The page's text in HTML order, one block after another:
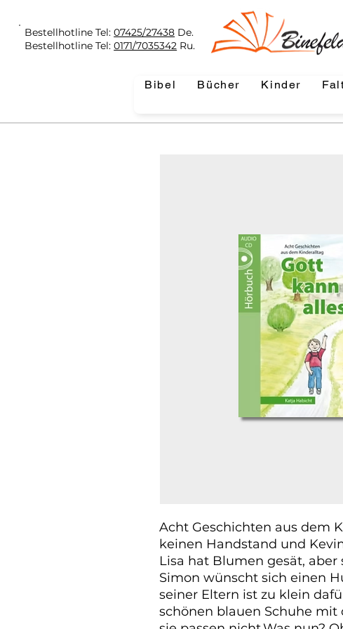
Bestellhotline Tel:07425/27438 De.
Bestellhotline Tel:0171/7035342 Ru.
Bibel Bücher Kinder
Acht Geschichten aus dem
keinen Handstand und
Lisa hat Blumen gesät,
Simon wünscht sich einen
seiner Eltern ist zu klein
schönen blauen Schuhe mit